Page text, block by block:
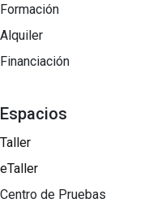
Formación
Alquiler
Financiación
Espacios
Taller
eTaller
Centro de Pruebas